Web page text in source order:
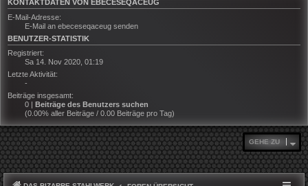
KONTAKTDATEN VON EBECESEQACEUG
E-Mail-Adresse:
E-Mail an ebeceseqaceug senden
BENUTZER-STATISTIK
Registriert:
Sa 14. Nov 2020, 01:19
Letzte Aktivität:
-
Beiträge insgesamt:
0 | Beiträge des Benutzers suchen
(0.00% aller Beiträge / 0.00 Beiträge pro Tag)
GEHE ZU